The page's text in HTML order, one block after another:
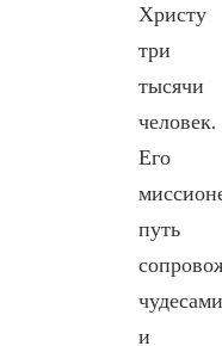
Христу
три
тысячи
человек.
Его
путь
чудесами
и